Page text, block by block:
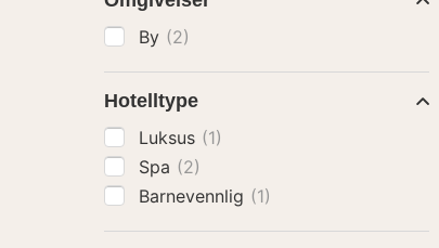
By (2)
Hotelltype
Luksus (1)
Spa (2)
Barnevennlig (1)